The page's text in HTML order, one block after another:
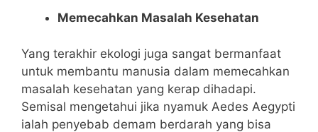
Memecahkan Masalah Kesehatan
Yang terakhir ekologi juga sangat bermanfaat
untuk membantu manusia dalam memecahkan
masalah kesehatan yang kerap dihadapi.
Semisal mengetahui jika nyamuk Aedes Aegypti
ialah penyebab demam berdarah yang bisa